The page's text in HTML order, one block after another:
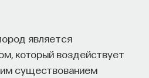
является
который воздействует
существованием